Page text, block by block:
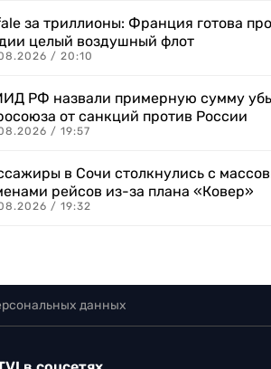
за триллионы: Франция готова
целый воздушный флот
/ 20:10
РФ назвали примерную сумму
от санкций против России
/ 19:57
в Сочи столкнулись с
рейсов из-за плана «Ковер»
/ 19:32
данных